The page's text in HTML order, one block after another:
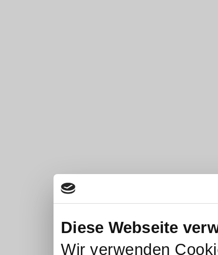
Diese Webseite
Wir verwenden